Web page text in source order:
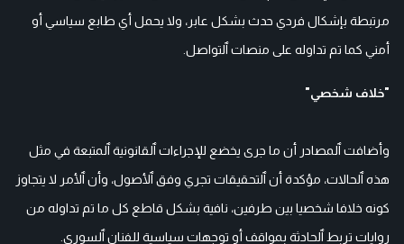
مرتبطة بإشكال فردي حدث بشكل عابر، ولا يحمل أي طابع سياسي أو
أمني كما تم تداوله على منصات ٱلتواصل.
"خلاف شخصي"
وأضافت ٱلمصادر أن ما جرى يخضع للإجراءات ٱلقانونية ٱلمتبعة في مثل
هذه ٱلحالات، مؤكدة أن ٱلتحقيقات تجري وفق ٱلأصول، وأن ٱلأمر لا يتجاوز
كونه خلافا شخصيا بين طرفين، نافية بشكل قاطع كل ما تم تداوله من
روايات تربط ٱلحادثة بمواقف أو توجهات سياسية للفنان ٱلسوري.